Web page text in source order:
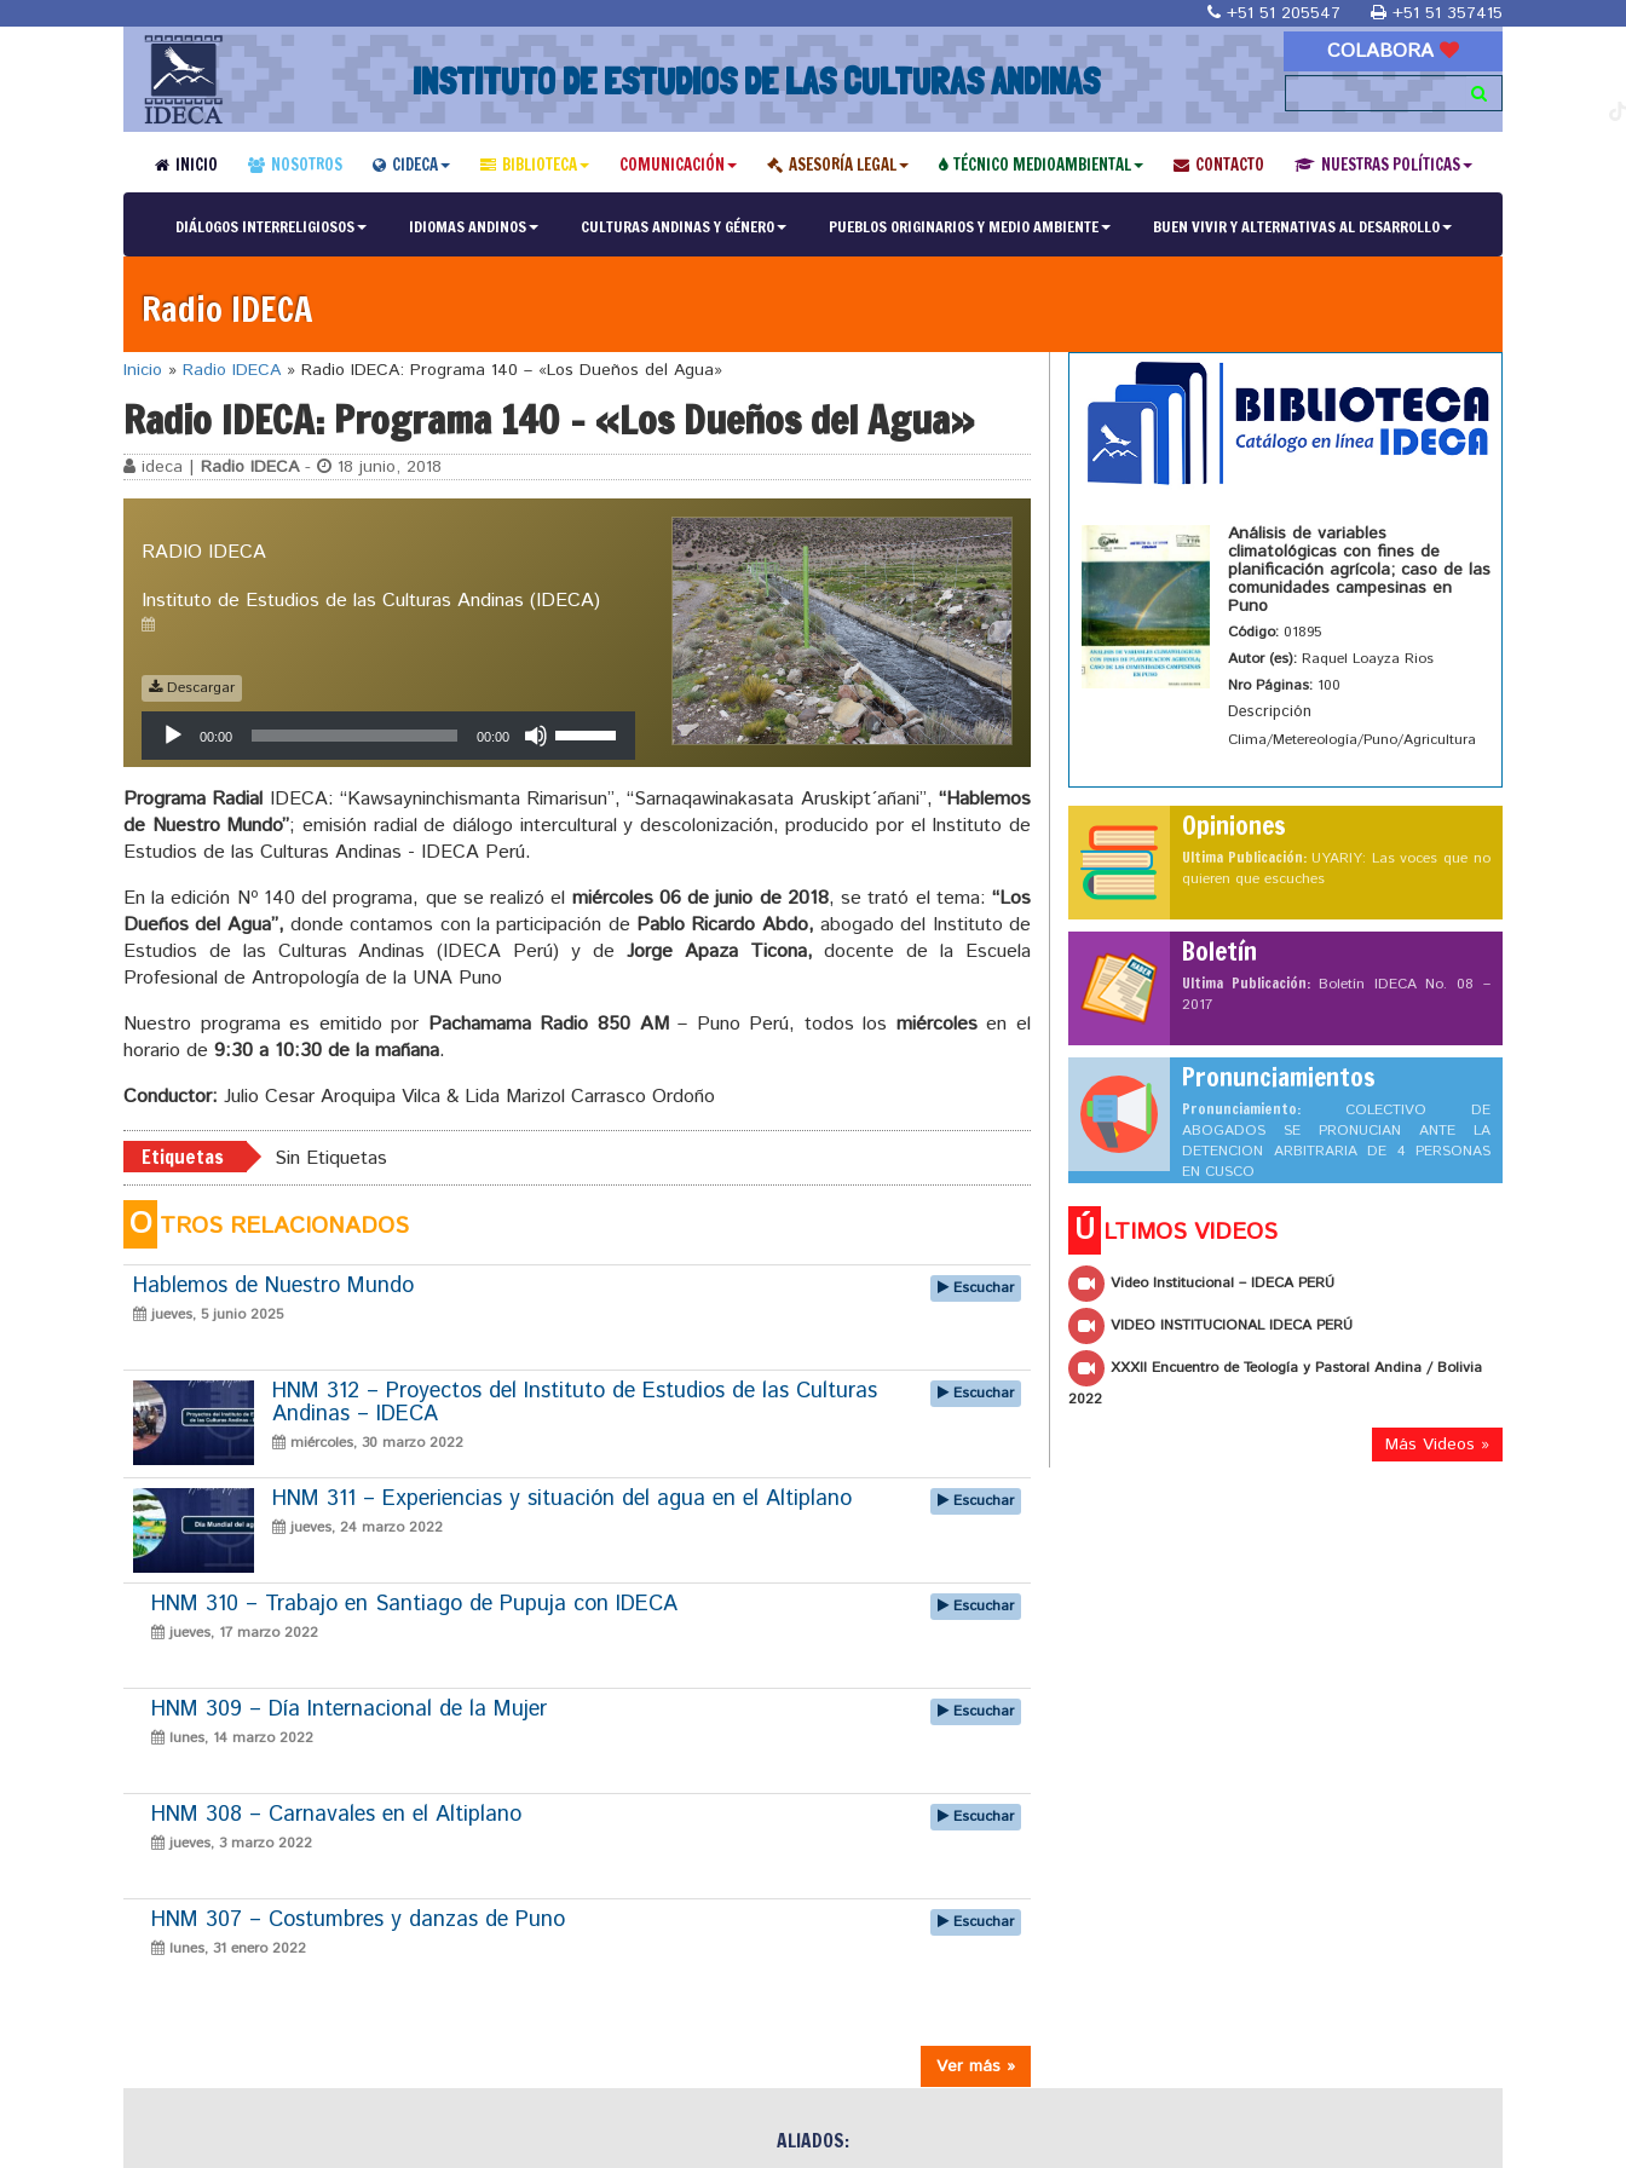
+51 51 205547 +51 51 357415
INSTITUTO DE ESTUDIOS DE LAS CULTURAS ANDINAS
COLABORA
INICIO NOSOTROS CIDECA BIBLIOTECA COMUNICACIÓN ASESORÍA LEGAL TÉCNICO MEDIOAMBIENTAL CONTACTO NUESTRAS POLÍTICAS
DIÁLOGOS INTERRELIGIOSOS IDIOMAS ANDINOS CULTURAS ANDINAS Y GÉNERO PUEBLOS ORIGINARIOS Y MEDIO AMBIENTE BUEN VIVIR Y ALTERNATIVAS AL DESARROLLO
Radio IDECA
Inicio » Radio IDECA » Radio IDECA: Programa 140 – «Los Dueños del Agua»
Radio IDECA: Programa 140 – «Los Dueños del Agua»
ideca | Radio IDECA- 18 junio, 2018
RADIO IDECA
Instituto de Estudios de las Culturas Andinas (IDECA)
Descargar
de
audio
00:00 00:00
de
flecha
aumentar
o
disminuir
volumen.
Programa Radial IDECA: “Kawsayninchismanta Rimarisun”, “Sarnaqawinakasata Aruskipt´añani”,“Hablemos
de Nuestro Mundo”; emisión radial de diálogo intercultural y descolonización, producido por el Instituto de
Estudios de las Culturas Andinas - IDECA Perú.
En la edición Nº 140 del programa, que se realizó el miércoles 06 de junio de 2018, se trató el tema:“Los
Dueños del Agua”,donde contamos con la participación de Pablo Ricardo Abdo,abogado del Instituto de
Estudios de las Culturas Andinas (IDECA Perú) y de Jorge Apaza Ticona, docente de la Escuela
Profesional de Antropología de la UNA Puno
Nuestro programa es emitido por Pachamama Radio 850 AM– Puno Perú, todos los miércolesen el
horario de 9:30 a 10:30 de la mañana.
Conductor: Julio Cesar Aroquipa Vilca & Lida Marizol Carrasco Ordoño
Etiquetas Sin Etiquetas
O TROS RELACIONADOS
Hablemos de Nuestro Mundo
jueves, 5 junio 2025
Escuchar
HNM 312 – Proyectos del Instituto de Estudios de las Culturas
Andinas – IDECA
miércoles, 30 marzo 2022
Escuchar
HNM 311 – Experiencias y situación del agua en el Altiplano
jueves, 24 marzo 2022
Escuchar
HNM 310 – Trabajo en Santiago de Pupuja con IDECA
jueves, 17 marzo 2022
Escuchar
HNM 309 – Día Internacional de la Mujer
lunes, 14 marzo 2022
Escuchar
HNM 308 – Carnavales en el Altiplano
jueves, 3 marzo 2022
Escuchar
HNM 307 – Costumbres y danzas de Puno
lunes, 31 enero 2022
Escuchar
Ver más »
Análisis de variables
climatológicas con fines de
planificación agrícola; caso de las
comunidades campesinas en
Puno
Código: 01895
Autor (es): Raquel Loayza Rios
Nro Páginas: 100
Descripción
Clima/Metereología/Puno/Agricultura
Opiniones
Ultima Publicación: UYARIY: Las voces que no
quieren que escuches
Boletín
Ultima Publicación: Boletín IDECA No. 08 –
2017
Pronunciamientos
Pronunciamiento: COLECTIVO DE
ABOGADOS SE PRONUCIAN ANTE LA
DETENCION ARBITRARIA DE 4 PERSONAS
EN CUSCO
Ú LTIMOS VIDEOS
Video Institucional – IDECA PERÚ
VIDEO INSTITUCIONAL IDECA PERÚ
XXXII Encuentro de Teología y Pastoral Andina / Bolivia
2022
Más Videos »
ALIADOS: